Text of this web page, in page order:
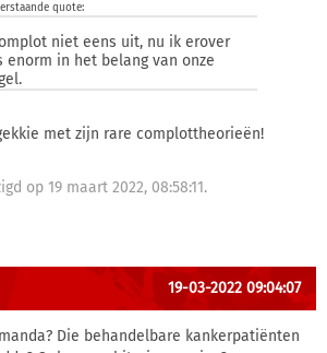
quote:
niet eens uit, nu ik erover
enorm in het belang van onze
met zijn rare complottheorieën!
op 19 maart 2022, 08:58:11.
19-03-2022 09:04:07
Die behandelbare kankerpatiënten